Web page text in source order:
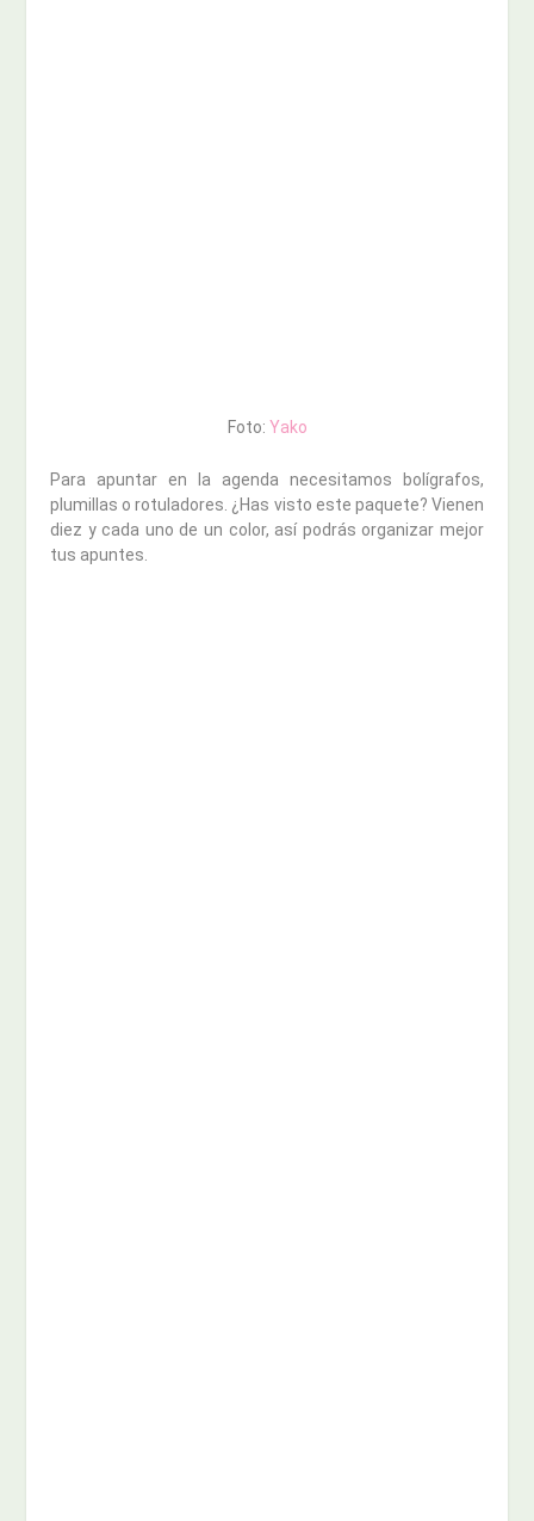
Foto: Yako
Para apuntar en la agenda necesitamos bolígrafos,
plumillas o rotuladores. ¿Has visto este paquete? Vienen
diez y cada uno de un color, así podrás organizar mejor
tus apuntes.